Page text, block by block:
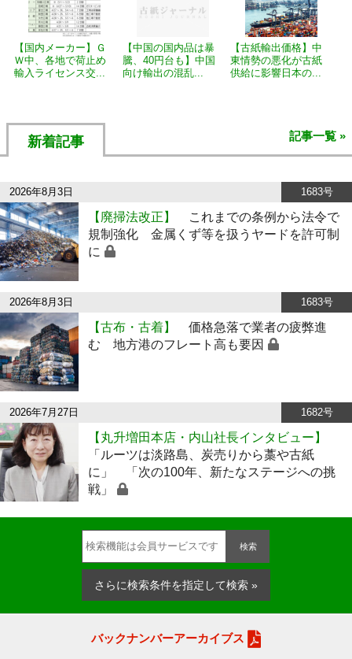
【国内メーカー】Ｇ
Ｗ中、各地で荷止め
輸入ライセンス交...
【中国の国内品は暴
騰、40円台も】中国
向け輸出の混乱...
【古紙輸出価格】中
東情勢の悪化が古紙
供給に影響日本の...
新着記事 記事一覧 »
2026年8月3日 1683号
【廃掃法改正】
これまでの条例から法令で
規制強化 金属くず等を扱うヤードを許可制
に
2026年8月3日 1683号
【古布・古着】
価格急落で業者の疲弊進
む 地方港のフレート高も要因
2026年7月27日 1682号
【丸升増田本店・内山社長インタビュー】
「ルーツは淡路島、炭売りから藁や古紙
に」 「次の100年、新たなステージへの挑
戦」
検索
さらに検索条件を指定して検索 »
バックナンバーアーカイブス